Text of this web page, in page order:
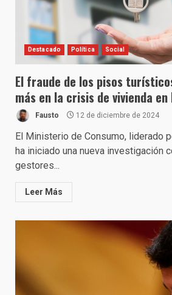
Destacado Política Social
El fraude de los pisos
más en la crisis de vivienda en
Fausto 12 de diciembre de 2024
El Ministerio de Consumo, liderado
ha iniciado una nueva investigación
gestores...
Leer Más